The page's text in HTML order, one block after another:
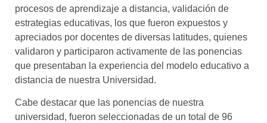
procesos de aprendizaje a distancia, validación de
estrategias educativas, los que fueron expuestos y
apreciados por docentes de diversas latitudes, quienes
validaron y participaron activamente de las ponencias
que presentaban la experiencia del modelo educativo a
distancia de nuestra Universidad.
Cabe destacar que las ponencias de nuestra
universidad, fueron seleccionadas de un total de 96